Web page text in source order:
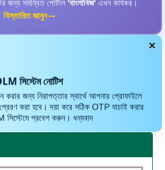
জন্য সমন্বিত পোর্টাল 'বাংলাবিজ'এখন কার্যকর।
বিস্তারিত জানুন
সিস্টেম নোটিশ
করার জন্য নিরাপত্তার স্বার্থে আপনার প্রোফাইলে
করা হবে। দয়া করে সঠিক OTP যাচাই করার
সিস্টেমে প্রবেশ করুন। ধন্যবাদ
×